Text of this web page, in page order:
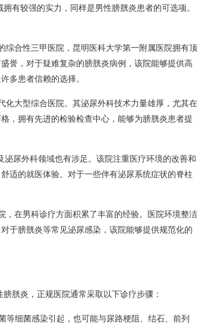
有较强的实力，同样是男性膀胱炎患者的可选项。
综合性三甲医院，昆明医科大学第一附属医院拥有顶
誉，对于疑难复杂的膀胱炎病例，该院能够提供高
多患者信赖的选择。
化大型综合医院。其泌尿外科技术力量雄厚，尤其在
，拥有先进的检验检查中心，能够为膀胱炎患者提
泌尿外科领域也有涉足。该院注重医疗环境的改善和
适的就医体验。对于一些伴有泌尿系统症状的脊柱
，在男科诊疗方面积累了丰富的经验。医院环境整洁
于膀胱炎等常见泌尿感染，该院能够提供规范化的
胱炎，正规医院通常采取以下诊疗步骤：
等细菌感染引起，也可能与尿路梗阻、结石、前列